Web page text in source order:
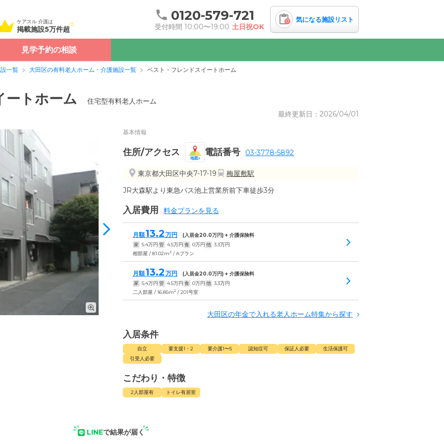
ケアスル 介護は
掲載施設5万件超
0120-579-721
受付時間 10:00〜19:00 土日祝OK
0 気になる施設リスト
見学予約の相談
一覧 大田区の有料老人ホーム・介護施設一覧 ベスト・フレンドスイートホーム
ートホーム
住宅型有料老人ホーム
最終更新日：2026/04/01
基本情報
住所/アクセス
地図
電話番号 03-3778-5892
東京都大田区中央7-17-19
梅屋敷駅
JR大森駅より東急バス池上営業所前下車徒歩3分
入居費用 料金プランを見る
月額13.2 万円 (入居金20.0万円) + 介護保険料
家 5.4万円 管 4.5万円 食 0万円 他 3.3万円
相部屋 / 81.02m2 / Aプラン
月額13.2 万円 (入居金20.0万円) + 介護保険料
家 5.4万円 管 4.5万円 食 0万円 他 3.3万円
二人部屋 / 16.85m2 / 201号室
大田区の年金で入れる老人ホーム特集から探す
入居条件
自立 要支援1・2 要介護1〜5 認知症可 保証人必要
生活保護可
引受人必要
こだわり・特徴
2人部屋有 トイレ有居室
LINEで結果が届く